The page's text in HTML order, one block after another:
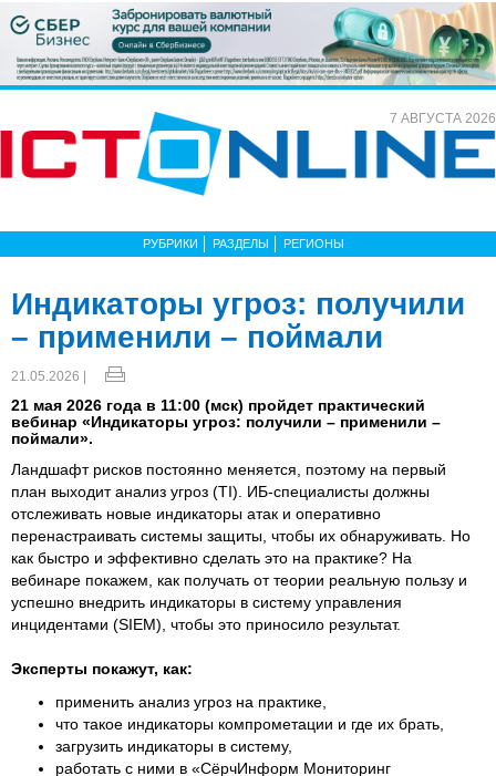
7 АВГУСТА 2026
РУБРИКИ РАЗДЕЛЫ РЕГИОНЫ
Индикаторы угроз: получили
– применили – поймали
21.05.2026 |
21 мая 2026 года в 11:00 (мск) пройдет практический
вебинар «Индикаторы угроз: получили – применили –
поймали».
Ландшафт рисков постоянно меняется, поэтому на первый
план выходит анализ угроз (TI). ИБ-специалисты должны
отслеживать новые индикаторы атак и оперативно
перенастраивать системы защиты, чтобы их обнаруживать. Но
как быстро и эффективно сделать это на практике? На
вебинаре покажем, как получать от теории реальную пользу и
успешно внедрить индикаторы в систему управления
инцидентами (SIEM), чтобы это приносило результат.
Эксперты покажут, как:
применить анализ угроз на практике,
что такое индикаторы компрометации и где их брать,
загрузить индикаторы в систему,
работать с ними в «СёрчИнформ Мониторинг